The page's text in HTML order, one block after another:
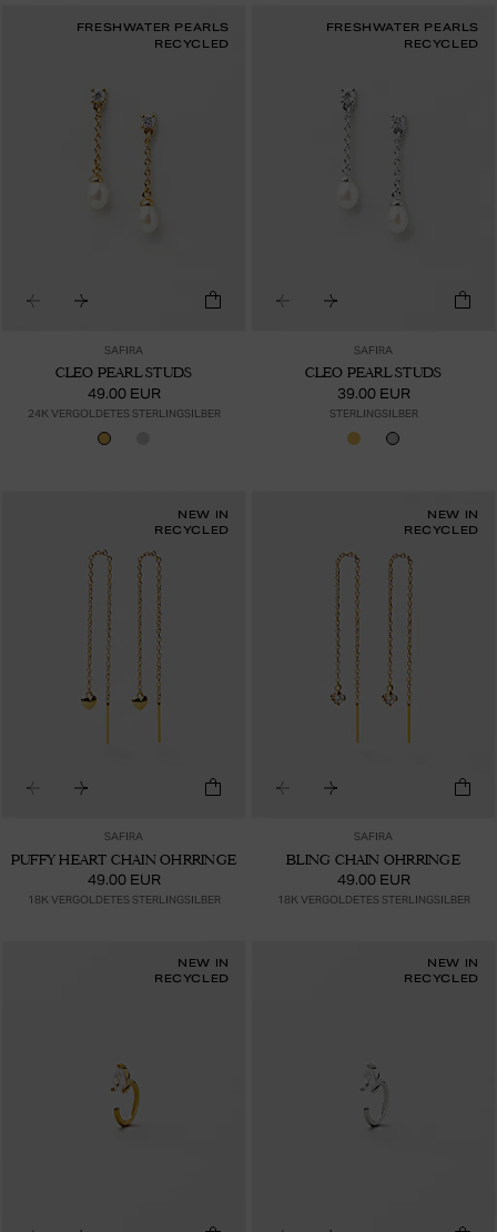
FRESHWATER PEARLS
RECYCLED
SAFIRA
CLEO PEARL STUDS
49.00 EUR
24K VERGOLDETES STERLINGSILBER
FRESHWATER PEARLS
RECYCLED
SAFIRA
CLEO PEARL STUDS
39.00 EUR
STERLINGSILBER
NEW IN
RECYCLED
SAFIRA
PUFFY HEART CHAIN OHRRINGE
49.00 EUR
18K VERGOLDETES STERLINGSILBER
NEW IN
RECYCLED
SAFIRA
BLING CHAIN OHRRINGE
49.00 EUR
18K VERGOLDETES STERLINGSILBER
NEW IN
RECYCLED
NEW IN
RECYCLED